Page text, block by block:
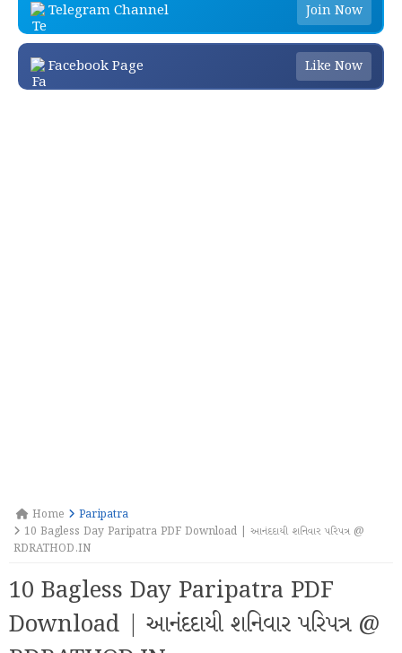
Telegram Channel Join Now
Facebook Page Like Now
Home
Paripatra
10 Bagless Day Paripatra PDF Download | આનંદદાયી શનિવાર પરિપત્ર @
RDRATHOD.IN
10 Bagless Day Paripatra PDF
Download | આનંદદાયી શનિવાર પરિપત્ર @